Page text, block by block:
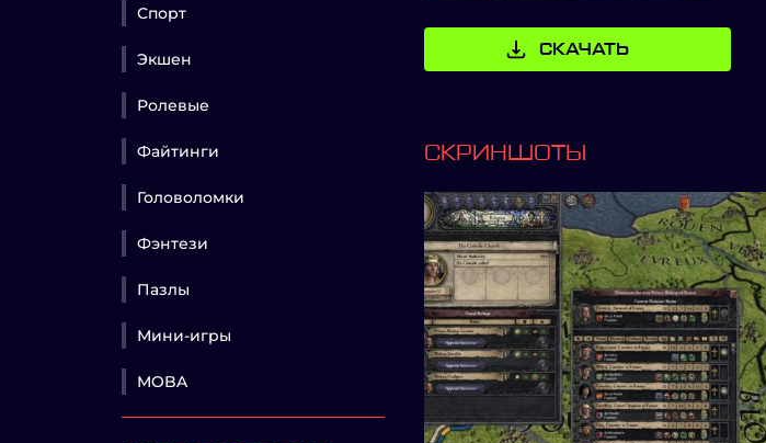
Спорт
Экшен
Ролевые
Файтинги
Головоломки
Фэнтези
Пазлы
Мини-игры
MOBA
СКАЧАТЬ
СКРИНШОТЫ